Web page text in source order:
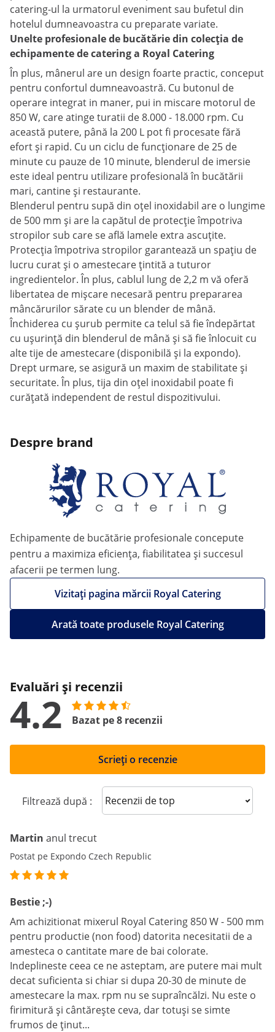
catering-ul la urmatorul eveniment sau bufetul din
hotelul dumneavoastra cu preparate variate.
Unelte profesionale de bucătărie din colecția de
echipamente de catering a Royal Catering
În plus, mânerul are un design foarte practic, conceput
pentru confortul dumneavoastră. Cu butonul de
operare integrat in maner, pui in miscare motorul de
850 W, care atinge turatii de 8.000 - 18.000 rpm. Cu
această putere, până la 200 L pot fi procesate fără
efort și rapid. Cu un ciclu de funcționare de 25 de
minute cu pauze de 10 minute, blenderul de imersie
este ideal pentru utilizare profesională în bucătării
mari, cantine și restaurante.
Blenderul pentru supă din oțel inoxidabil are o lungime
de 500 mm și are la capătul de protecție împotriva
stropilor sub care se află lamele extra ascuțite.
Protecția împotriva stropilor garantează un spațiu de
lucru curat și o amestecare țintită a tuturor
ingredientelor. În plus, cablul lung de 2,2 m vă oferă
libertatea de mișcare necesară pentru prepararea
mâncărurilor sărate cu un blender de mână.
Închiderea cu șurub permite ca telul să fie îndepărtat
cu ușurință din blenderul de mână și să fie înlocuit cu
alte tije de amestecare (disponibilă și la expondo).
Drept urmare, se asigură un maxim de stabilitate și
securitate. În plus, tija din oțel inoxidabil poate fi
curățată independent de restul dispozitivului.
Despre brand
Echipamente de bucătărie profesionale concepute
pentru a maximiza eficiența, fiabilitatea și succesul
afacerii pe termen lung.
Vizitați pagina mărcii Royal Catering
Arată toate produsele Royal Catering
Evaluări și recenzii
4.2 Bazat pe 8 recenzii
Scrieți o recenzie
Filtrează după : Sort reviews
Martin anul trecut
Postat pe Expondo Czech Republic
Bestie ;-)
Am achizitionat mixerul Royal Catering 850 W - 500 mm
pentru productie (non food) datorita necesitatii de a
amesteca o cantitate mare de bai colorate.
Indeplineste ceea ce ne asteptam, are putere mai mult
decat suficienta si chiar si dupa 20-30 de minute de
amestecare la max. rpm nu se supraîncălzi. Nu este o
firimitură și cântărește ceva, dar totuși se simte
frumos de ținut...